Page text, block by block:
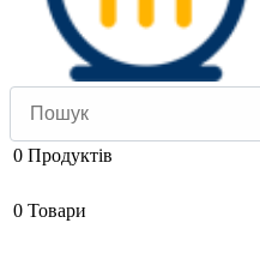
0 Продуктів
0 Товари